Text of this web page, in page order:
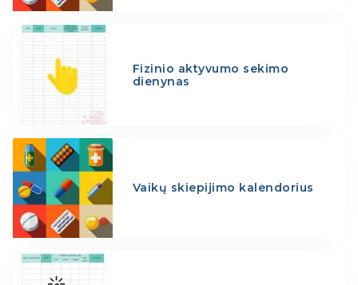
Fizinio aktyvumo sekimo
dienynas
Vaikų skiepijimo kalendorius